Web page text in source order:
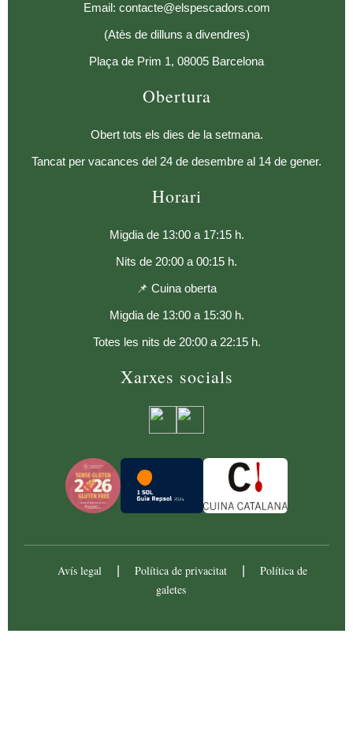
Email: contacte@elspescadors.com
(Atès de dilluns a divendres)
Plaça de Prim 1, 08005 Barcelona
Obertura
Obert tots els dies de la setmana.
Tancat per vacances del 24 de desembre al 14 de gener.
Horari
Migdia de 13:00 a 17:15 h.
Nits de 20:00 a 00:15 h.
📌 Cuina oberta
Migdia de 13:00 a 15:30 h.
Totes les nits de 20:00 a 22:15 h.
Xarxes socials
Avís legal Política de privacitat
Política de
galetes